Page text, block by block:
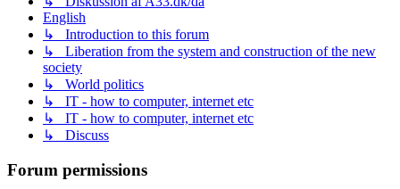
English
↳ Introduction to this forum
↳ Liberation from the system and construction of the new
society
↳ World politics
↳ IT - how to computer, internet etc
↳ IT - how to computer, internet etc
↳ Discuss
Forum permissions